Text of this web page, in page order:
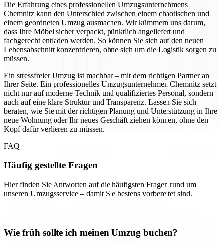
Die Erfahrung eines professionellen Umzugsunternehmens
Chemnitz kann den Unterschied zwischen einem chaotischen und
einem geordneten Umzug ausmachen. Wir kümmern uns darum,
dass Ihre Möbel sicher verpackt, pünktlich angeliefert und
fachgerecht entladen werden. So können Sie sich auf den neuen
Lebensabschnitt konzentrieren, ohne sich um die Logistik sorgen zu
müssen.
Ein stressfreier Umzug ist machbar – mit dem richtigen Partner an
Ihrer Seite. Ein professionelles Umzugsunternehmen Chemnitz setzt
nicht nur auf moderne Technik und qualifiziertes Personal, sondern
auch auf eine klare Struktur und Transparenz. Lassen Sie sich
beraten, wie Sie mit der richtigen Planung und Unterstützung in Ihre
neue Wohnung oder Ihr neues Geschäft ziehen können, ohne den
Kopf dafür verlieren zu müssen.
FAQ
Häufig gestellte Fragen
Hier finden Sie Antworten auf die häufigsten Fragen rund um
unseren Umzugsservice – damit Sie bestens vorbereitet sind.
Wie früh sollte ich meinen Umzug buchen?